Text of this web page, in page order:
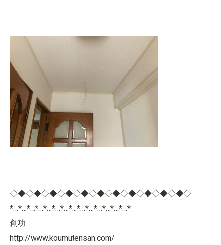
◇◆◇◆◇◆◇◆◇◆◇◆◇◆◇◆◇◆◇◆◇◆◇
*…*…*…*…*…*…*…*…*…*…*…*…*…*…*
創功
http://www.koumutensan.com/